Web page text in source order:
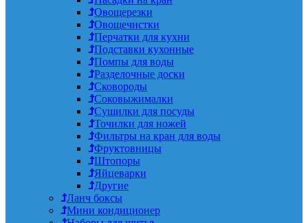
Овощерезки
Овощечистки
Перчатки для кухни
Подставки кухонные
Помпы для воды
Разделочные доски
Сковороды
Соковыжималки
Сушилки для посуды
Точилки для ножей
Фильтры на кран для воды
Фруктовницы
Штопоры
Яйцеварки
Другие
Ланч боксы
Мини кондиционер